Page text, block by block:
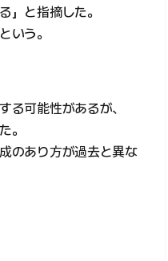
」と指摘した。
いう。
る可能性があるが、
。
のあり方が過去と異な